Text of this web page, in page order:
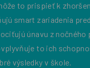
to prispieť k
smart zariadenia
únavu z nočného
to ich
výsledky v škole.